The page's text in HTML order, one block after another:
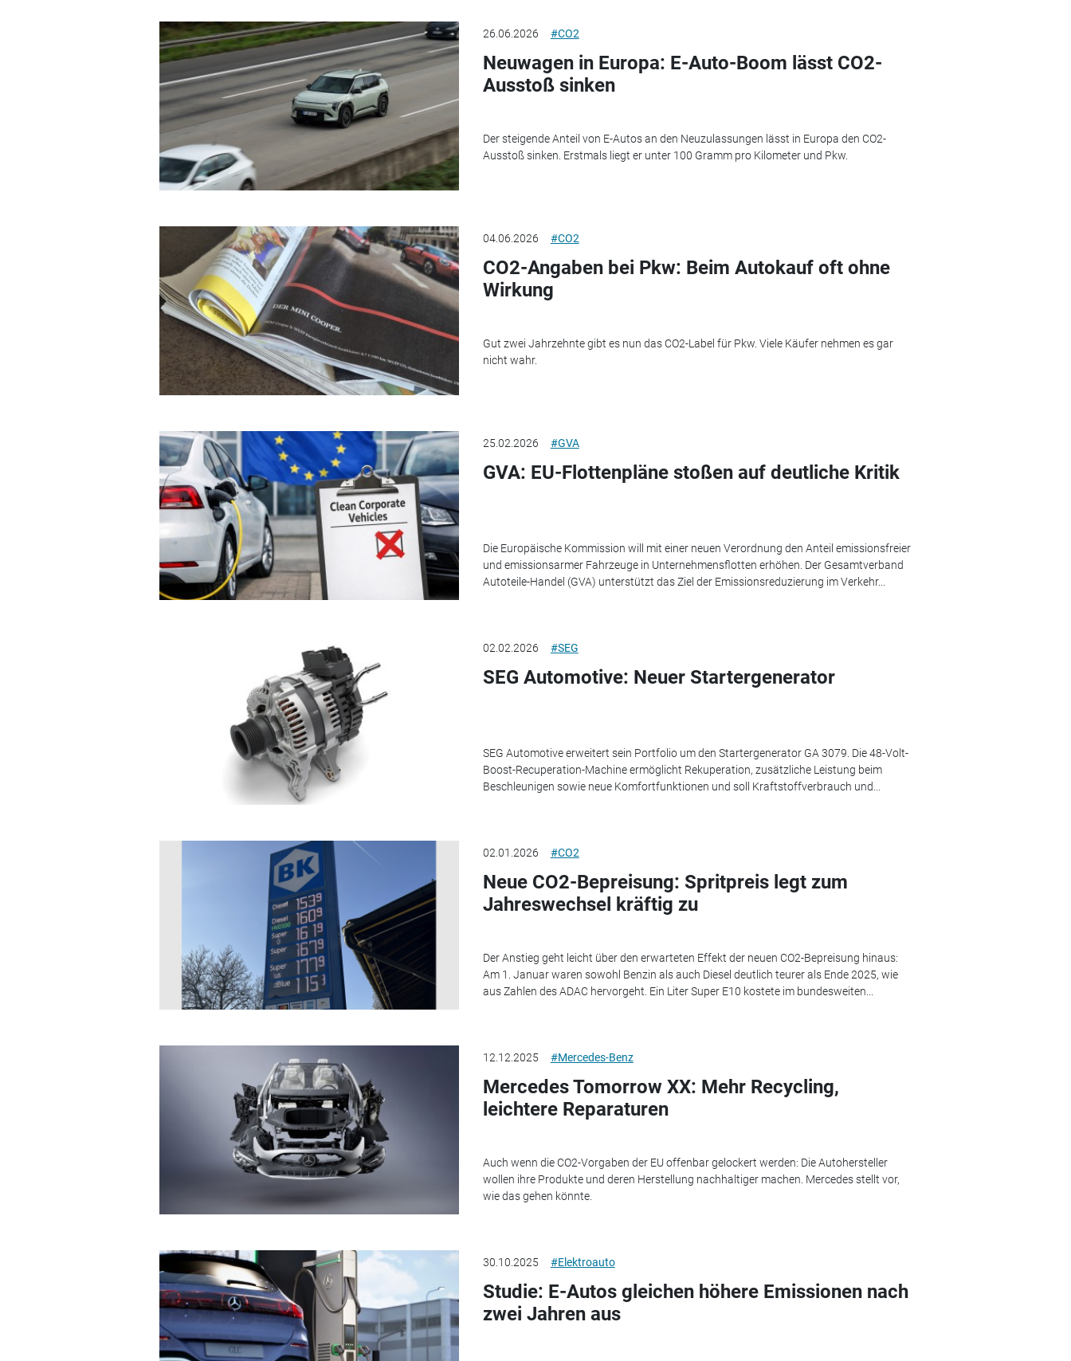
26.06.2026 #CO2
Neuwagen in Europa: E-Auto-Boom lässt CO2-
Ausstoß sinken
Der steigende Anteil von E-Autos an den Neuzulassungen lässt in Europa den CO2-
Ausstoß sinken. Erstmals liegt er unter 100 Gramm pro Kilometer und Pkw.
04.06.2026 #CO2
CO2-Angaben bei Pkw: Beim Autokauf oft ohne
Wirkung
Gut zwei Jahrzehnte gibt es nun das CO2-Label für Pkw. Viele Käufer nehmen es gar
nicht wahr.
25.02.2026 #GVA
GVA: EU-Flottenpläne stoßen auf deutliche Kritik
Die Europäische Kommission will mit einer neuen Verordnung den Anteil emissionsfreier
und emissionsarmer Fahrzeuge in Unternehmensflotten erhöhen. Der Gesamtverband
Autoteile-Handel (GVA) unterstützt das Ziel der Emissionsreduzierung im Verkehr...
02.02.2026 #SEG
SEG Automotive: Neuer Startergenerator
SEG Automotive erweitert sein Portfolio um den Startergenerator GA 3079. Die 48-Volt-
Boost-Recuperation-Machine ermöglicht Rekuperation, zusätzliche Leistung beim
Beschleunigen sowie neue Komfortfunktionen und soll Kraftstoffverbrauch und...
02.01.2026 #CO2
Neue CO2-Bepreisung: Spritpreis legt zum
Jahreswechsel kräftig zu
Der Anstieg geht leicht über den erwarteten Effekt der neuen CO2-Bepreisung hinaus:
Am 1. Januar waren sowohl Benzin als auch Diesel deutlich teurer als Ende 2025, wie
aus Zahlen des ADAC hervorgeht. Ein Liter Super E10 kostete im bundesweiten...
12.12.2025 #Mercedes-Benz
Mercedes Tomorrow XX: Mehr Recycling,
leichtere Reparaturen
Auch wenn die CO2-Vorgaben der EU offenbar gelockert werden: Die Autohersteller
wollen ihre Produkte und deren Herstellung nachhaltiger machen. Mercedes stellt vor,
wie das gehen könnte.
30.10.2025 #Elektroauto
Studie: E-Autos gleichen höhere Emissionen nach
zwei Jahren aus